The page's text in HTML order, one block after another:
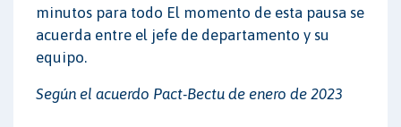
minutos para todo El momento de esta pausa se
acuerda entre el jefe de departamento y su
equipo.
Según el acuerdo Pact-Bectu de enero de 2023